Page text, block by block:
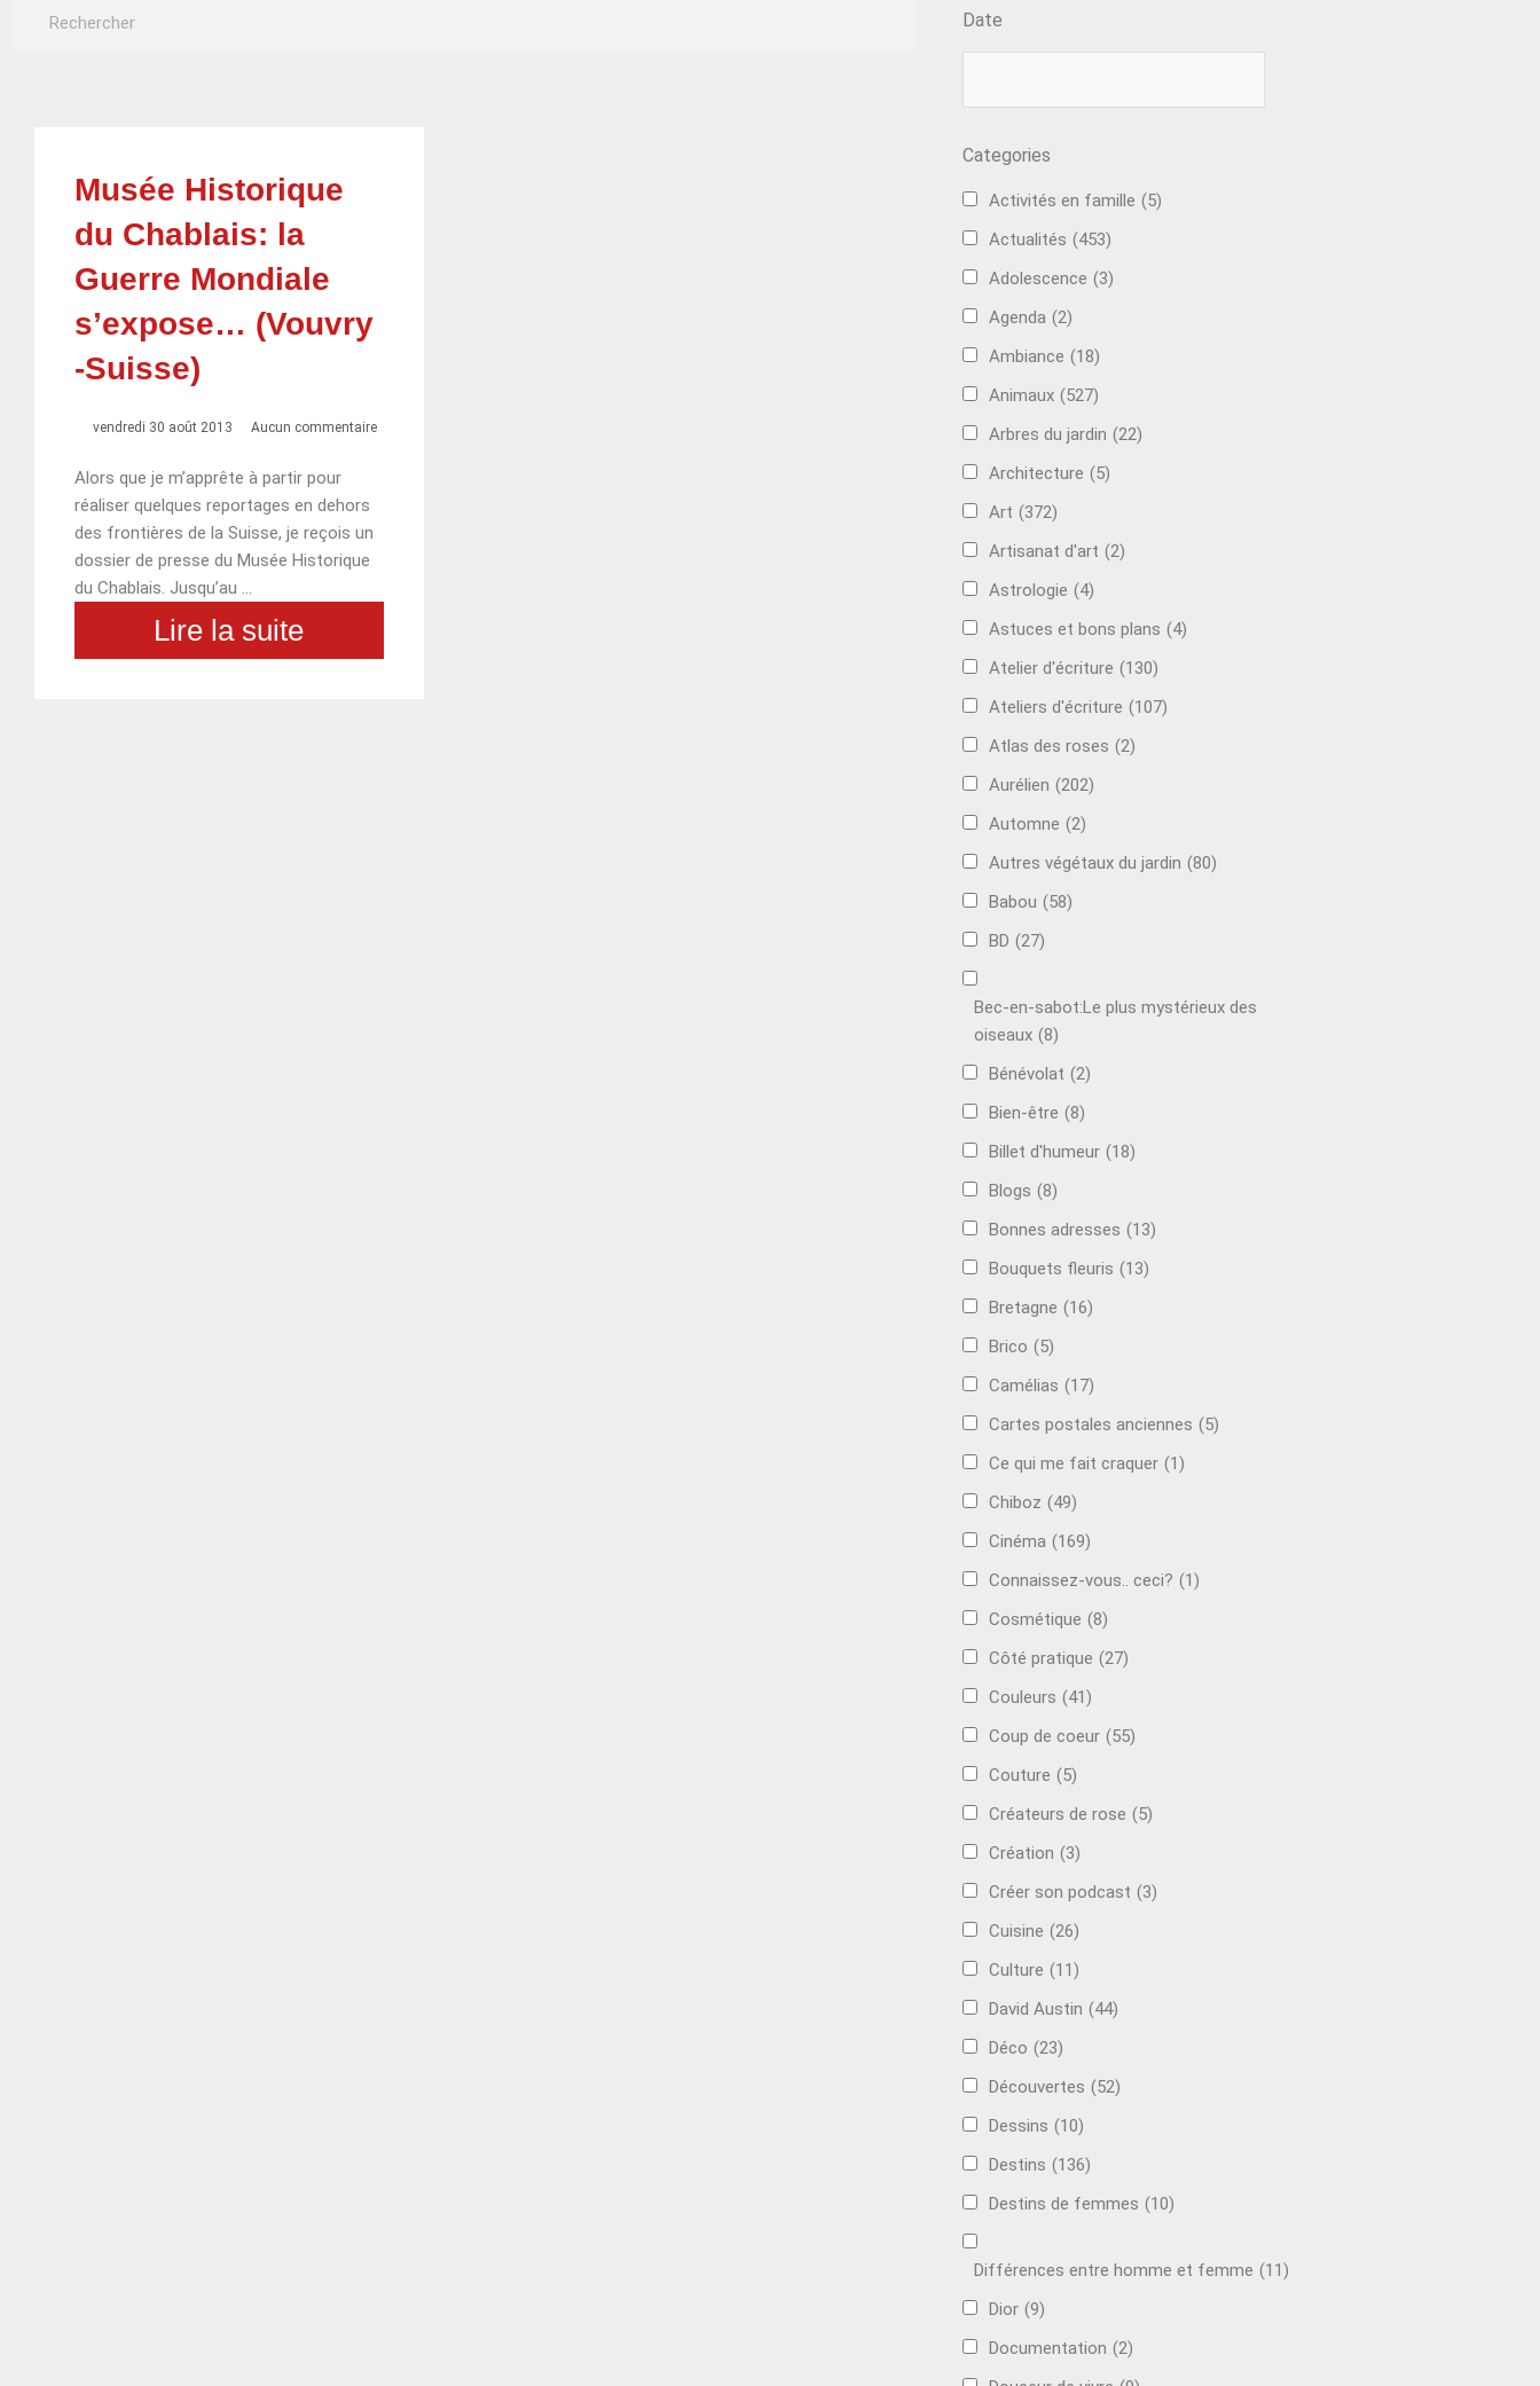
Musée Historique
du Chablais: la
Guerre Mondiale
s’expose… (Vouvry
-Suisse)
vendredi 30 août 2013 Aucun commentaire
Alors que je m’apprête à partir pour
réaliser quelques reportages en dehors
des frontières de la Suisse, je reçois un
dossier de presse du Musée Historique
du Chablais. Jusqu’au …
Lire la suite
Date
Categories
Activités en famille (5)
Actualités (453)
Adolescence (3)
Agenda (2)
Ambiance (18)
Animaux (527)
Arbres du jardin (22)
Architecture (5)
Art (372)
Artisanat d'art (2)
Astrologie (4)
Astuces et bons plans (4)
Atelier d'écriture (130)
Ateliers d'écriture (107)
Atlas des roses (2)
Aurélien (202)
Automne (2)
Autres végétaux du jardin (80)
Babou (58)
BD (27)
Bec-en-sabot:Le plus mystérieux des
oiseaux (8)
Bénévolat (2)
Bien-être (8)
Billet d'humeur (18)
Blogs (8)
Bonnes adresses (13)
Bouquets fleuris (13)
Bretagne (16)
Brico (5)
Camélias (17)
Cartes postales anciennes (5)
Ce qui me fait craquer (1)
Chiboz (49)
Cinéma (169)
Connaissez-vous.. ceci? (1)
Cosmétique (8)
Côté pratique (27)
Couleurs (41)
Coup de coeur (55)
Couture (5)
Créateurs de rose (5)
Création (3)
Créer son podcast (3)
Cuisine (26)
Culture (11)
David Austin (44)
Déco (23)
Découvertes (52)
Dessins (10)
Destins (136)
Destins de femmes (10)
Différences entre homme et femme (11)
Dior (9)
Documentation (2)